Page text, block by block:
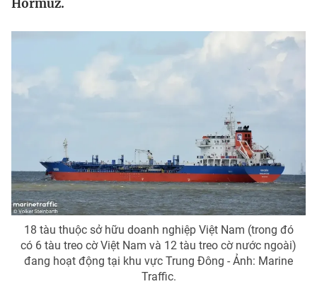
Thế giới đó đây
Dữ liệu và đời sống
Nhân vật
Khán giả
Giải sao mai
Âm nhạc
Sao
Đời sống
Du lịch
Làm đẹp
Chất lượng cuộc sống
Giáo dục
Tuyển sinh
Học trực tuyến
Công nghệ
Hitech Công nghệ tương lai
Hormuz.
18 tàu thuộc sở hữu doanh nghiệp Việt Nam (trong đó
có 6 tàu treo cờ Việt Nam và 12 tàu treo cờ nước ngoài)
đang hoạt động tại khu vực Trung Đông - Ảnh: Marine
Traffic.